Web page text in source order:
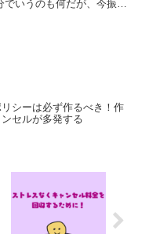
いうのも何だが、今振り
シーは必ず作るべき！作
セルが多発する